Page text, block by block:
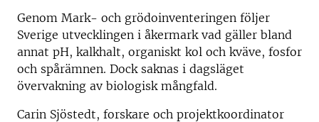
Genom Mark- och grödoinventeringen följer
Sverige utvecklingen i åkermark vad gäller bland
annat pH, kalkhalt, organiskt kol och kväve, fosfor
och spårämnen. Dock saknas i dagsläget
övervakning av biologisk mångfald.
Carin Sjöstedt, forskare och projektkoordinator